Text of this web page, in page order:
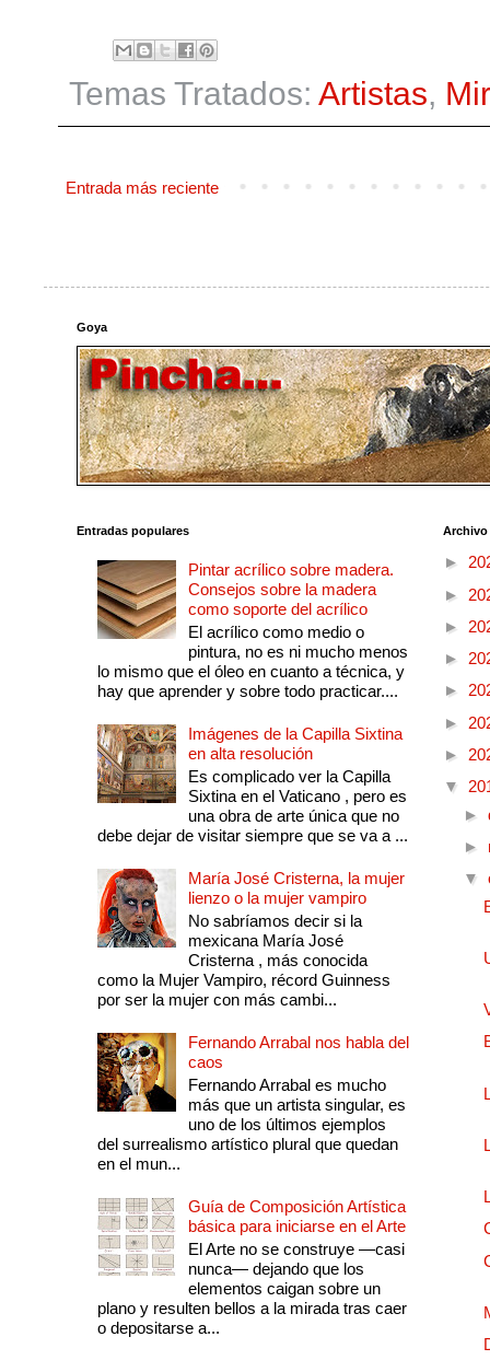
Temas Tratados: Artistas,
Entrada más reciente
Goya
Entradas populares
Pintar acrílico sobre madera.
Consejos sobre la madera
como soporte del acrílico
El acrílico como medio o
pintura, no es ni mucho menos
lo mismo que el óleo en cuanto a técnica, y
hay que aprender y sobre todo practicar....
Imágenes de la Capilla Sixtina
en alta resolución
Es complicado ver la Capilla
Sixtina en el Vaticano , pero es
una obra de arte única que no
debe dejar de visitar siempre que se va a ...
María José Cristerna, la mujer
lienzo o la mujer vampiro
No sabríamos decir si la
mexicana María José
Cristerna , más conocida
como la Mujer Vampiro, récord Guinness
por ser la mujer con más cambi...
Fernando Arrabal nos habla del
caos
Fernando Arrabal es mucho
más que un artista singular, es
uno de los últimos ejemplos
del surrealismo artístico plural que quedan
en el mun...
Guía de Composición Artística
básica para iniciarse en el Arte
El Arte no se construye —casi
nunca— dejando que los
elementos caigan sobre un
plano y resulten bellos a la mirada tras caer
o depositarse a...
►
►
►
►
►
►
►
▼
►
►
▼